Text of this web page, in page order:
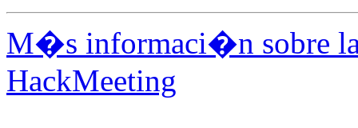
M�s informaci�n sobre
HackMeeting